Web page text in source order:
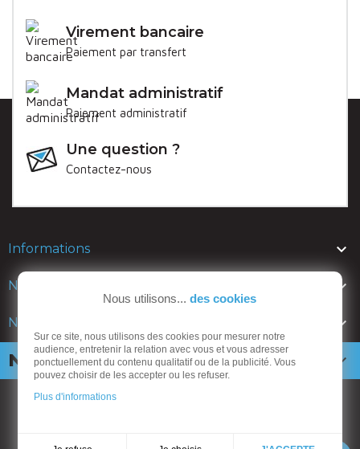
Virement bancaire
Paiement par transfert
Mandat administratif
Paiement administratif
Une question ?
Contactez-nous
Informations 
Nos lignes 
Nos catalogues 
Newsletter 
Nous utilisons... des cookies
Sur ce site, nous utilisons des cookies pour mesurer notre
audience, entretenir la relation avec vous et vous adresser
ponctuellement du contenu qualitatif ou de la publicité. Vous
pouvez choisir de les accepter ou les refuser.
Plus d'informationsANSEMBLE mobiliers urbains